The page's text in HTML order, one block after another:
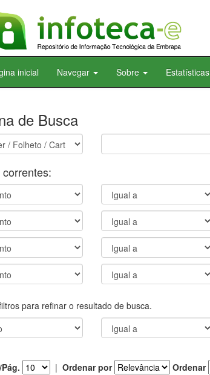
inicial Navegar Sobre Estatísticas
de Busca
para refinar o resultado de busca.
| Ordenar por Ordenar